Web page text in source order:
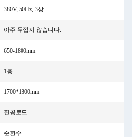
380V, 50Hz, 3상
아주 두껍지 않습니다.
650-1800mm
1층
1700*1800mm
진공로드
순환수